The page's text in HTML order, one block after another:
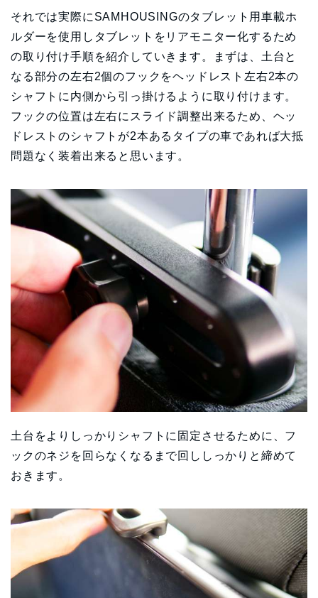
それでは実際にSAMHOUSINGのタブレット用車載ホ
ルダーを使用しタブレットをリアモニター化するため
の取り付け手順を紹介していきます。まずは、土台と
なる部分の左右2個のフックをヘッドレスト左右2本の
シャフトに内側から引っ掛けるように取り付けます。
フックの位置は左右にスライド調整出来るため、ヘッ
ドレストのシャフトが2本あるタイプの車であれば大抵
問題なく装着出来ると思います。
土台をよりしっかりシャフトに固定させるために、フ
ックのネジを回らなくなるまで回ししっかりと締めて
おきます。